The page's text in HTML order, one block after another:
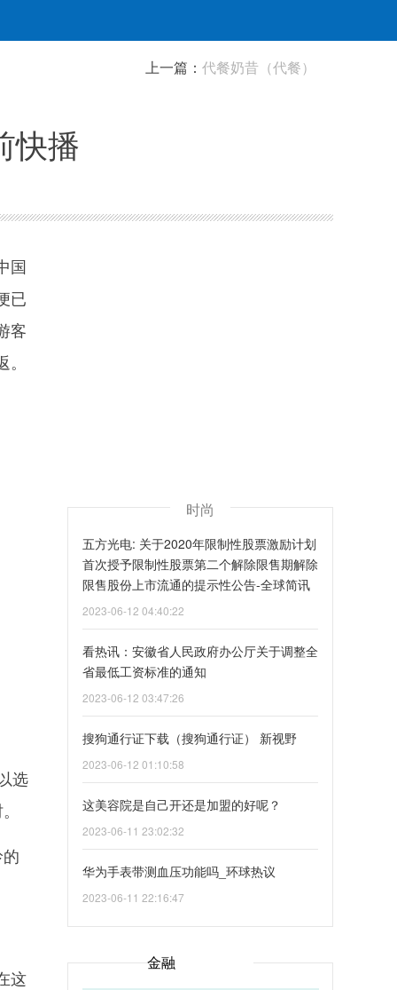
上一篇： 代餐奶昔（代餐）
快播
国
已
客
选
这
时尚
五方光电: 关于2020年限制性股票激励计划
首次授予限制性股票第二个解除限售期解除
限售股份上市流通的提示性公告-全球简讯
2023-06-12 04:40:22
看热讯：安徽省人民政府办公厅关于调整全
省最低工资标准的通知
2023-06-12 03:47:26
搜狗通行证下载（搜狗通行证） 新视野
2023-06-12 01:10:58
这美容院是自己开还是加盟的好呢？
2023-06-11 23:02:32
华为手表带测血压功能吗_环球热议
2023-06-11 22:16:47
金融